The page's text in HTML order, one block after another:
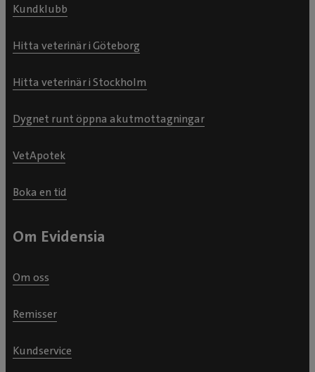
Kundklubb
Hitta veterinär i Göteborg
Hitta veterinär i Stockholm
Dygnet runt öppna akutmottagningar
VetApotek
Boka en tid
Om Evidensia
Om oss
Remisser
Kundservice